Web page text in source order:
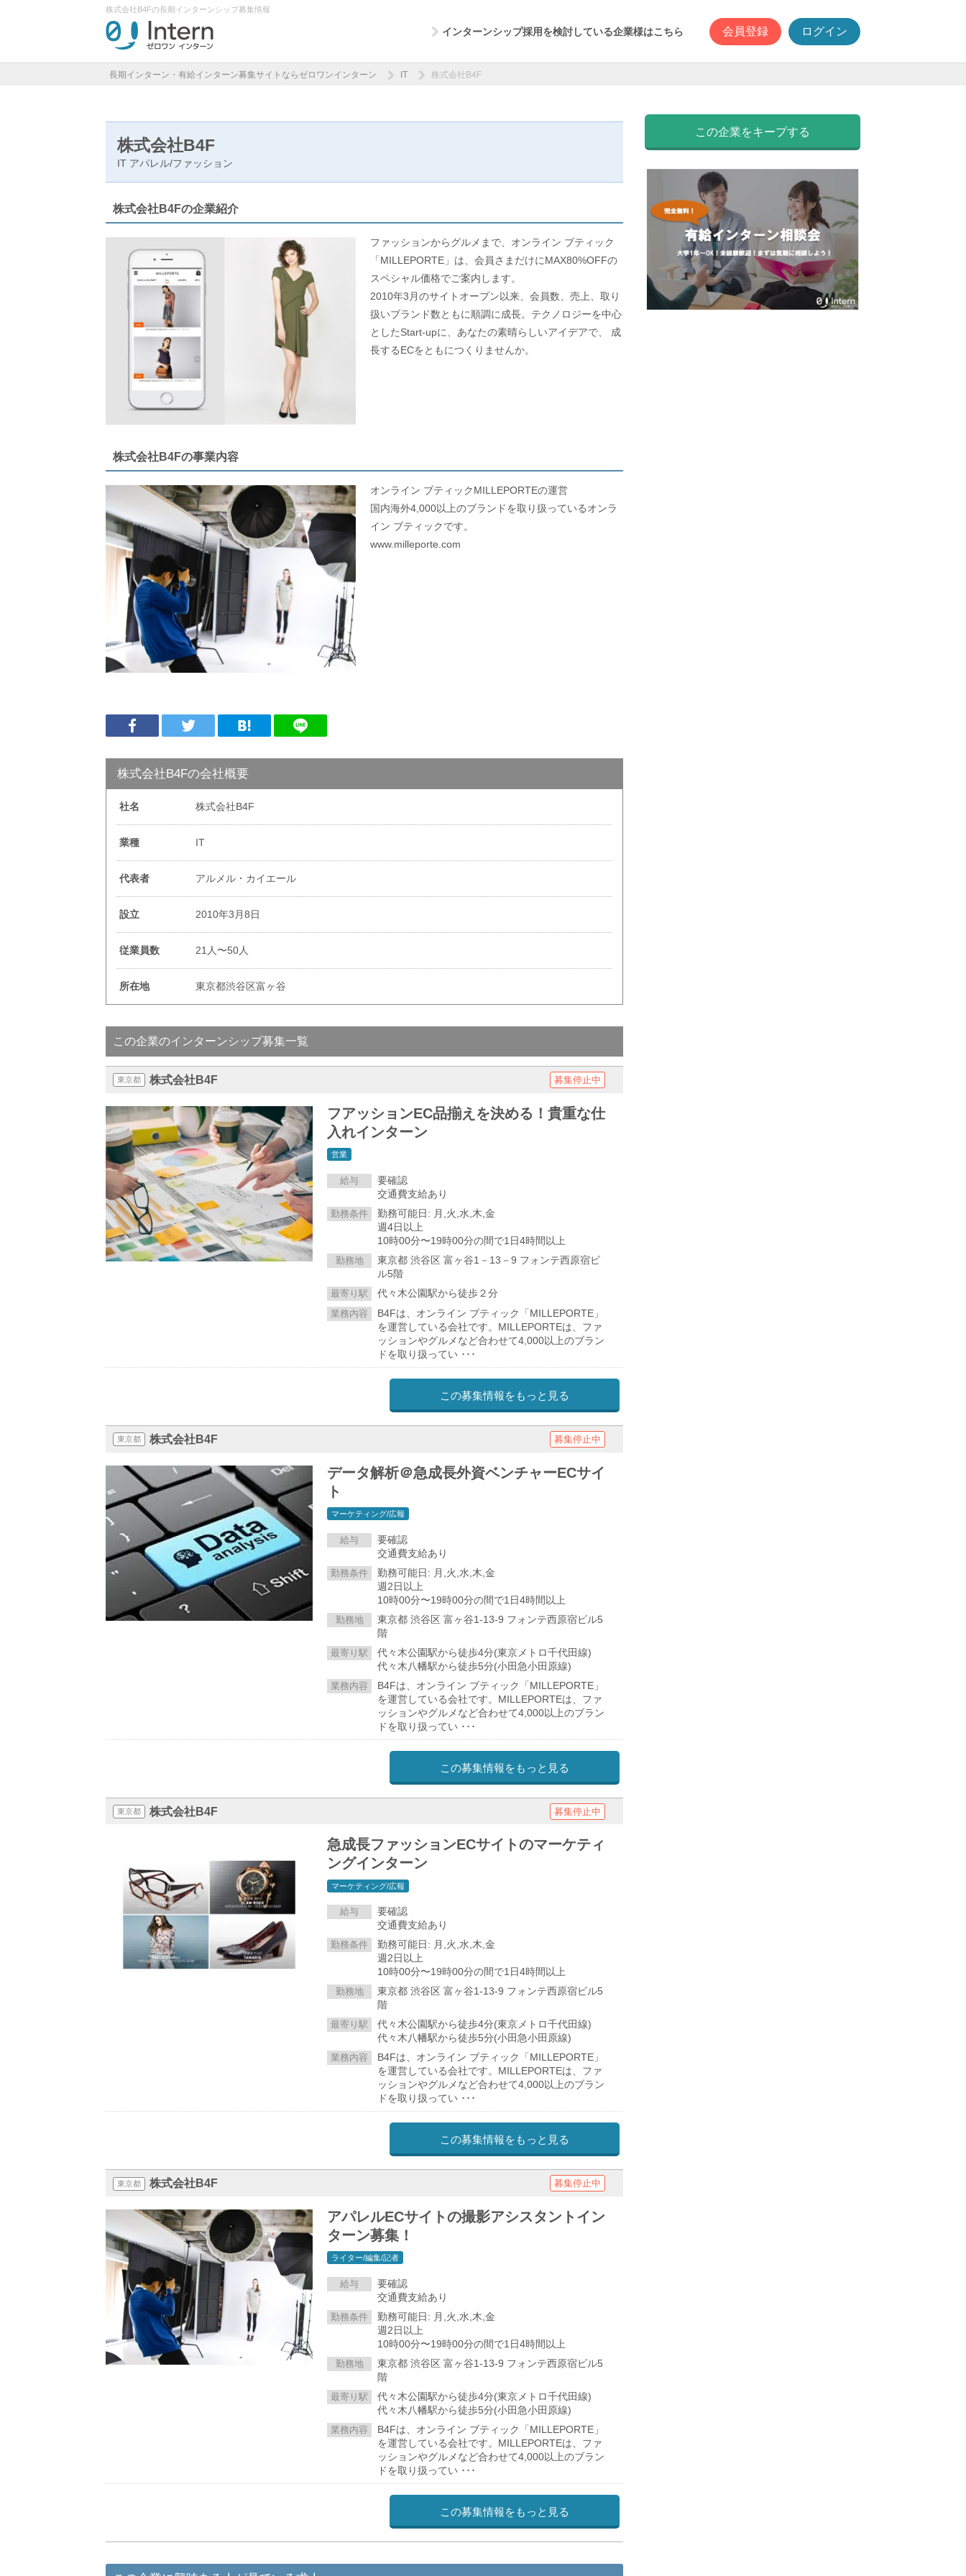
株式会社B4Fの長期インターンシップ募集情報
インターンシップ採用を検討している企業様はこちら 会員登録 ログイン
長期インターン・有給インターン募集サイトならゼロワンインターン IT 株式会社B4F
株式会社B4F
IT アパレル/ファッション
株式会社B4Fの企業紹介
ファッションからグルメまで、オンライン ブティック
「MILLEPORTE」は、会員さまだけにMAX80%OFFの
スペシャル価格でご案内します。
2010年3月のサイトオープン以来、会員数、売上、取り
扱いブランド数ともに順調に成長。テクノロジーを中心
としたStart-upに、あなたの素晴らしいアイデアで、 成
長するECをともにつくりませんか。
株式会社B4Fの事業内容
オンライン ブティックMILLEPORTEの運営
国内海外4,000以上のブランドを取り扱っているオンラ
イン ブティックです。
www.milleporte.com
株式会社B4Fの会社概要
社名 株式会社B4F
業種 IT
代表者 アルメル・カイエール
設立 2010年3月8日
従業員数 21人〜50人
所在地 東京都渋谷区富ヶ谷
この企業のインターンシップ募集一覧
東京都 株式会社B4F 募集停止中
フアッションEC品揃えを決める！貴重な仕
入れインターン
営業
給与
要確認
交通費支給あり
勤務条件
勤務可能日: 月,火,水,木,金
週4日以上
10時00分〜19時00分の間で1日4時間以上
勤務地
東京都 渋谷区 富ヶ谷1－13－9 フォンテ西原宿ビ
ル5階
最寄り駅 代々木公園駅から徒歩２分
業務内容
B4Fは、オンライン ブティック「MILLEPORTE」
を運営している会社です。MILLEPORTEは、ファ
ッションやグルメなど合わせて4,000以上のブラン
ドを取り扱ってい ･･･
この募集情報をもっと見る
東京都 株式会社B4F 募集停止中
データ解析＠急成長外資ベンチャーECサイ
ト
マーケティング/広報
給与
要確認
交通費支給あり
勤務条件
勤務可能日: 月,火,水,木,金
週2日以上
10時00分〜19時00分の間で1日4時間以上
勤務地
東京都 渋谷区 富ヶ谷1-13-9 フォンテ西原宿ビル5
階
最寄り駅
代々木公園駅から徒歩4分(東京メトロ千代田線)
代々木八幡駅から徒歩5分(小田急小田原線)
業務内容
B4Fは、オンライン ブティック「MILLEPORTE」
を運営している会社です。MILLEPORTEは、ファ
ッションやグルメなど合わせて4,000以上のブラン
ドを取り扱ってい ･･･
この募集情報をもっと見る
東京都 株式会社B4F 募集停止中
急成長ファッションECサイトのマーケティ
ングインターン
マーケティング/広報
給与
要確認
交通費支給あり
勤務条件
勤務可能日: 月,火,水,木,金
週2日以上
10時00分〜19時00分の間で1日4時間以上
勤務地
東京都 渋谷区 富ヶ谷1-13-9 フォンテ西原宿ビル5
階
最寄り駅
代々木公園駅から徒歩4分(東京メトロ千代田線)
代々木八幡駅から徒歩5分(小田急小田原線)
業務内容
B4Fは、オンライン ブティック「MILLEPORTE」
を運営している会社です。MILLEPORTEは、ファ
ッションやグルメなど合わせて4,000以上のブラン
ドを取り扱ってい ･･･
この募集情報をもっと見る
東京都 株式会社B4F 募集停止中
アパレルECサイトの撮影アシスタントイン
ターン募集！
ライター/編集/記者
給与
要確認
交通費支給あり
勤務条件
勤務可能日: 月,火,水,木,金
週2日以上
10時00分〜19時00分の間で1日4時間以上
勤務地
東京都 渋谷区 富ヶ谷1-13-9 フォンテ西原宿ビル5
階
最寄り駅
代々木公園駅から徒歩4分(東京メトロ千代田線)
代々木八幡駅から徒歩5分(小田急小田原線)
業務内容
B4Fは、オンライン ブティック「MILLEPORTE」
を運営している会社です。MILLEPORTEは、ファ
ッションやグルメなど合わせて4,000以上のブラン
ドを取り扱ってい ･･･
この募集情報をもっと見る
この企業をキープする